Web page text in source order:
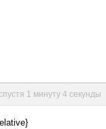
спустя 1 минуту 4 секунды